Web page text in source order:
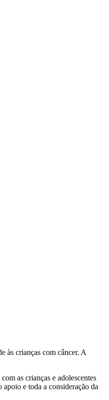
às crianças com câncer. A
as crianças e adolescentes
e toda a consideração da